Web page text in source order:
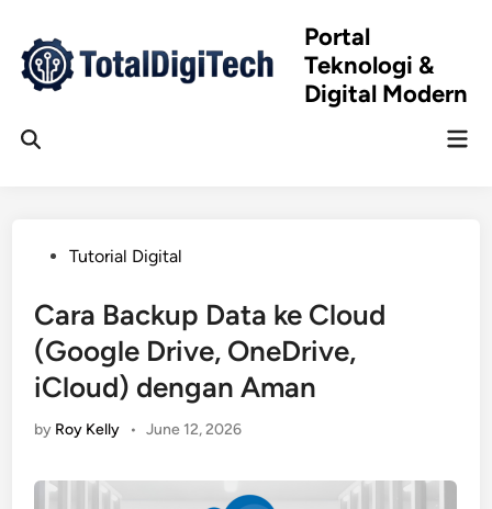
content
Portal
Teknologi &
Digital Modern
Open
PostedTutorial Digital
Cara Backup Data ke Cloud
(Google Drive, OneDrive,
iCloud) dengan Aman
by Roy Kelly • June 12, 2026